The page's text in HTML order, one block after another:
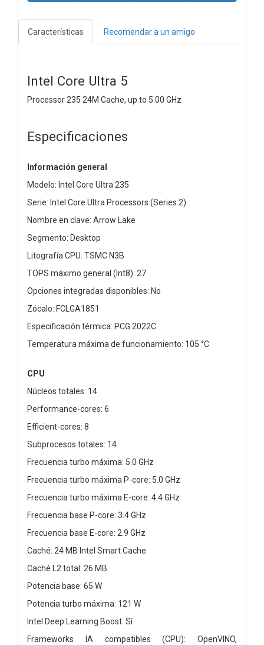
Características Recomendar a un amigo
Intel Core Ultra 5
Processor 235 24M Cache, up to 5.00 GHz
Especificaciones
Información general
Modelo: Intel Core Ultra 235
Serie: Intel Core Ultra Processors (Series 2)
Nombre en clave: Arrow Lake
Segmento: Desktop
Litografía CPU: TSMC N3B
TOPS máximo general (Int8): 27
Opciones integradas disponibles: No
Zócalo: FCLGA1851
Especificación térmica: PCG 2022C
Temperatura máxima de funcionamiento: 105 °C
CPU
Núcleos totales: 14
Performance-cores: 6
Efficient-cores: 8
Subprocesos totales: 14
Frecuencia turbo máxima: 5.0 GHz
Frecuencia turbo máxima P-core: 5.0 GHz
Frecuencia turbo máxima E-core: 4.4 GHz
Frecuencia base P-core: 3.4 GHz
Frecuencia base E-core: 2.9 GHz
Caché: 24 MB Intel Smart Cache
Caché L2 total: 26 MB
Potencia base: 65 W
Potencia turbo máxima: 121 W
Intel Deep Learning Boost: Sí
Frameworks IA compatibles (CPU): OpenVINO,